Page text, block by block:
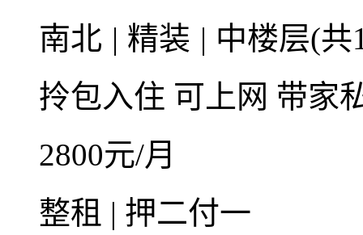
南北 | 精装 | 中楼层(
拎包入住 可上网 带家
2800元/月
整租 | 押二付一